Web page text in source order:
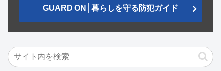
GUARD ON│暮らしを守る防犯ガイド